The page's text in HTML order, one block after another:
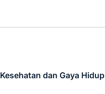
Kesehatan dan Gaya Hidup